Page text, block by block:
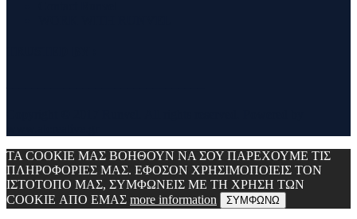
ΤΑ COOKIE ΜΑΣ ΒΟΗΘΟΥΝ ΝΑ ΣΟΥ ΠΑΡΕΧΟΥΜΕ ΤΙΣ
ΠΛΗΡΟΦΟΡΙΕΣ ΜΑΣ. ΕΦΟΣΟΝ ΧΡΗΣΙΜΟΠΟΙΕΙΣ ΤΟΝ
ΙΣΤΟΤΟΠΟ ΜΑΣ, ΣΥΜΦΩΝΕΙΣ ΜΕ ΤΗ ΧΡΗΣΗ ΤΩΝ
COOKIE ΑΠΟ ΕΜΑΣ more information ΣΥΜΦΩΝΩ